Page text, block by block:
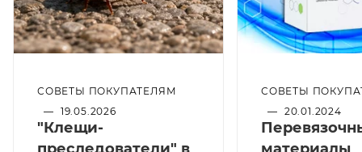
СОВЕТЫ ПОКУПАТЕЛЯМ
— 19.05.2026
"Клещи-
СОВЕТЫ
— 20.01.2024